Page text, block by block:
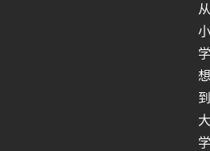
从
小
学
想
到
大
学